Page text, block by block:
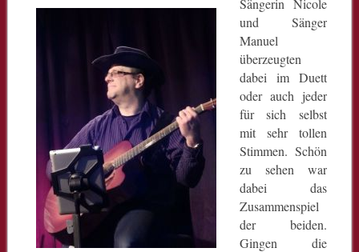
Sängerin Nicole
und Sänger
Manuel
überzeugten
dabei im Duett
oder auch jeder
für sich selbst
mit sehr tollen
Stimmen. Schön
zu sehen war
dabei das
Zusammenspiel
der beiden.
Gingen die